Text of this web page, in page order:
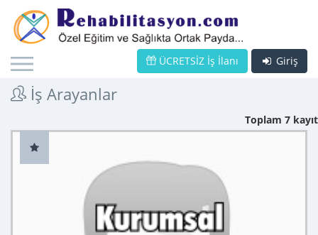
Giriş
ÜCRETSİZ İş İlanı
İş Arayanlar
Toplam 7 kayıt